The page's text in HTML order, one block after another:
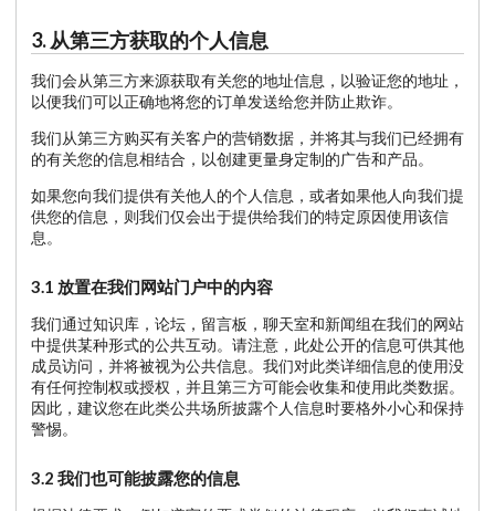
3. 从第三方获取的个人信息
我们会从第三方来源获取有关您的地址信息，以验证您的地址，
以便我们可以正确地将您的订单发送给您并防止欺诈。
我们从第三方购买有关客户的营销数据，并将其与我们已经拥有
的有关您的信息相结合，以创建更量身定制的广告和产品。
如果您向我们提供有关他人的个人信息，或者如果他人向我们提
供您的信息，则我们仅会出于提供给我们的特定原因使用该信
息。
3.1 放置在我们网站门户中的内容
我们通过知识库，论坛，留言板，聊天室和新闻组在我们的网站
中提供某种形式的公共互动。请注意，此处公开的信息可供其他
成员访问，并将被视为公共信息。我们对此类详细信息的使用没
有任何控制权或授权，并且第三方可能会收集和使用此类数据。
因此，建议您在此类公共场所披露个人信息时要格外小心和保持
警惕。
3.2 我们也可能披露您的信息